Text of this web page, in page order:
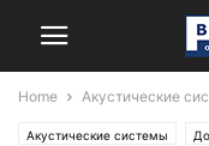
Home Акустические
Акустические системы